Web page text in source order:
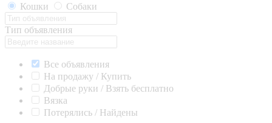
Кошки
Собаки
Тип объявления
Все объявления
На продажу / Купить
Добрые руки / Взять бесплатно
Вязка
Потерялись / Найдены